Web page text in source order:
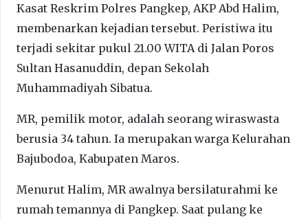
Kasat Reskrim Polres Pangkep, AKP Abd Halim,
membenarkan kejadian tersebut. Peristiwa itu
terjadi sekitar pukul 21.00 WITA di Jalan Poros
Sultan Hasanuddin, depan Sekolah
Muhammadiyah Sibatua.
MR, pemilik motor, adalah seorang wiraswasta
berusia 34 tahun. Ia merupakan warga Kelurahan
Bajubodoa, Kabupaten Maros.
Menurut Halim, MR awalnya bersilaturahmi ke
rumah temannya di Pangkep. Saat pulang ke